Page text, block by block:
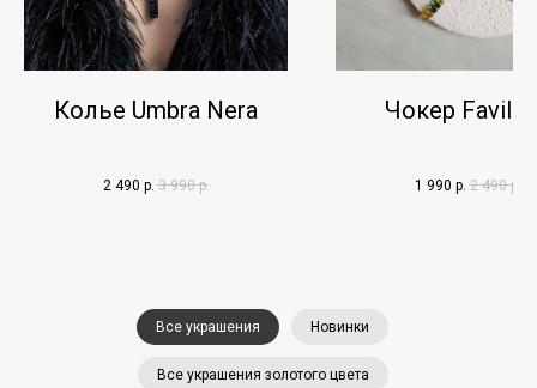
Колье Umbra Nera
2 490 р. 3 990 р.
Чокер Favilla
1 990 р. 2 490 р.
Все украшения Новинки
Все украшения золотого цвета